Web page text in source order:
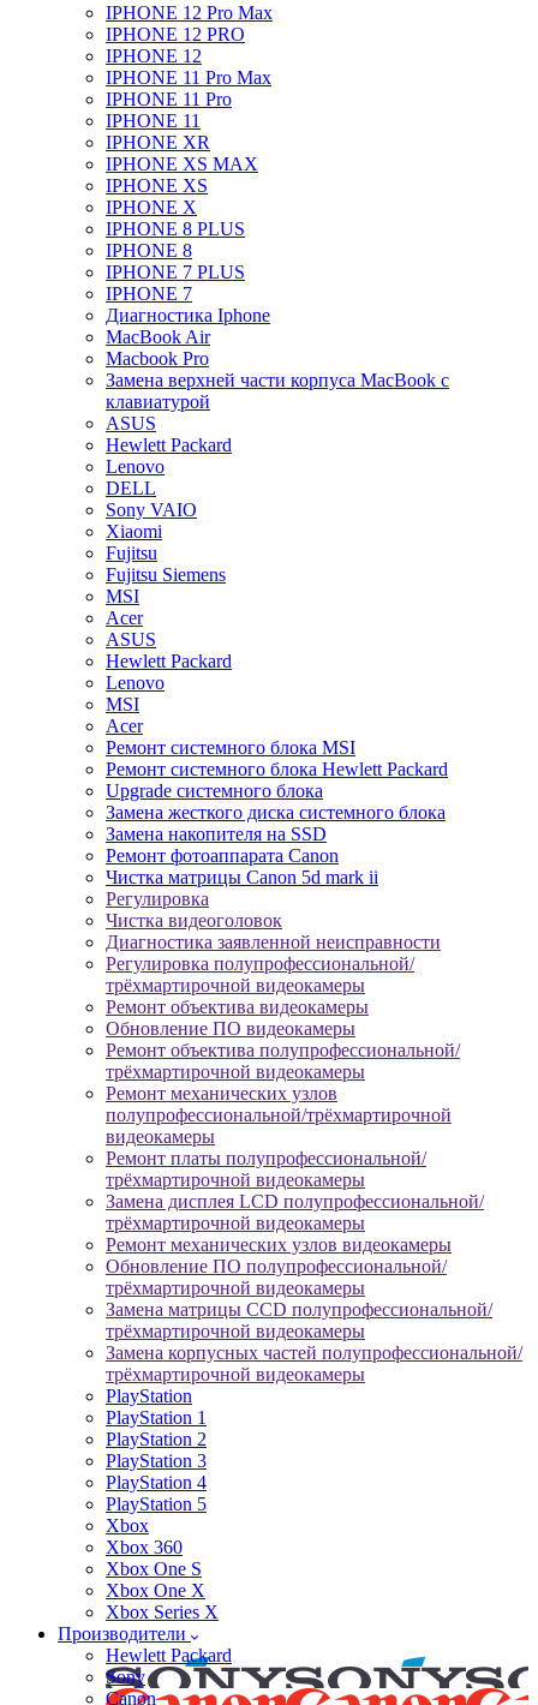
IPHONE 12 Pro Max
IPHONE 12 PRO
IPHONE 12
IPHONE 11 Pro Max
IPHONE 11 Pro
IPHONE 11
IPHONE XR
IPHONE XS MAX
IPHONE XS
IPHONE X
IPHONE 8 PLUS
IPHONE 8
IPHONE 7 PLUS
IPHONE 7
Диагностика Iphone
MacBook Air
Macbook Pro
Замена верхней части корпуса MacBook с
клавиатурой
ASUS
Hewlett Packard
Lenovo
DELL
Sony VAIO
Xiaomi
Fujitsu
Fujitsu Siemens
MSI
Acer
ASUS
Hewlett Packard
Lenovo
MSI
Acer
Ремонт системного блока MSI
Ремонт системного блока Hewlett Packard
Upgrade системного блока
Замена жесткого диска системного блока
Замена накопителя на SSD
Ремонт фотоаппарата Canon
Чистка матрицы Canon 5d mark ii
Регулировка
Чистка видеоголовок
Диагностика заявленной неисправности
Регулировка полупрофессиональной/
трёхмартирочной видеокамеры
Ремонт объектива видеокамеры
Обновление ПО видеокамеры
Ремонт объектива полупрофессиональной/
трёхмартирочной видеокамеры
Ремонт механических узлов
полупрофессиональной/трёхмартирочной
видеокамеры
Ремонт платы полупрофессиональной/
трёхмартирочной видеокамеры
Замена дисплея LCD полупрофессиональной/
трёхмартирочной видеокамеры
Ремонт механических узлов видеокамеры
Обновление ПО полупрофессиональной/
трёхмартирочной видеокамеры
Замена матрицы CCD полупрофессиональной/
трёхмартирочной видеокамеры
Замена корпусных частей полупрофессиональной/
трёхмартирочной видеокамеры
PlayStation
PlayStation 1
PlayStation 2
PlayStation 3
PlayStation 4
PlayStation 5
Xbox
Xbox 360
Xbox One S
Xbox One X
Xbox Series X
Производители
Hewlett Packard
Sony
Canon